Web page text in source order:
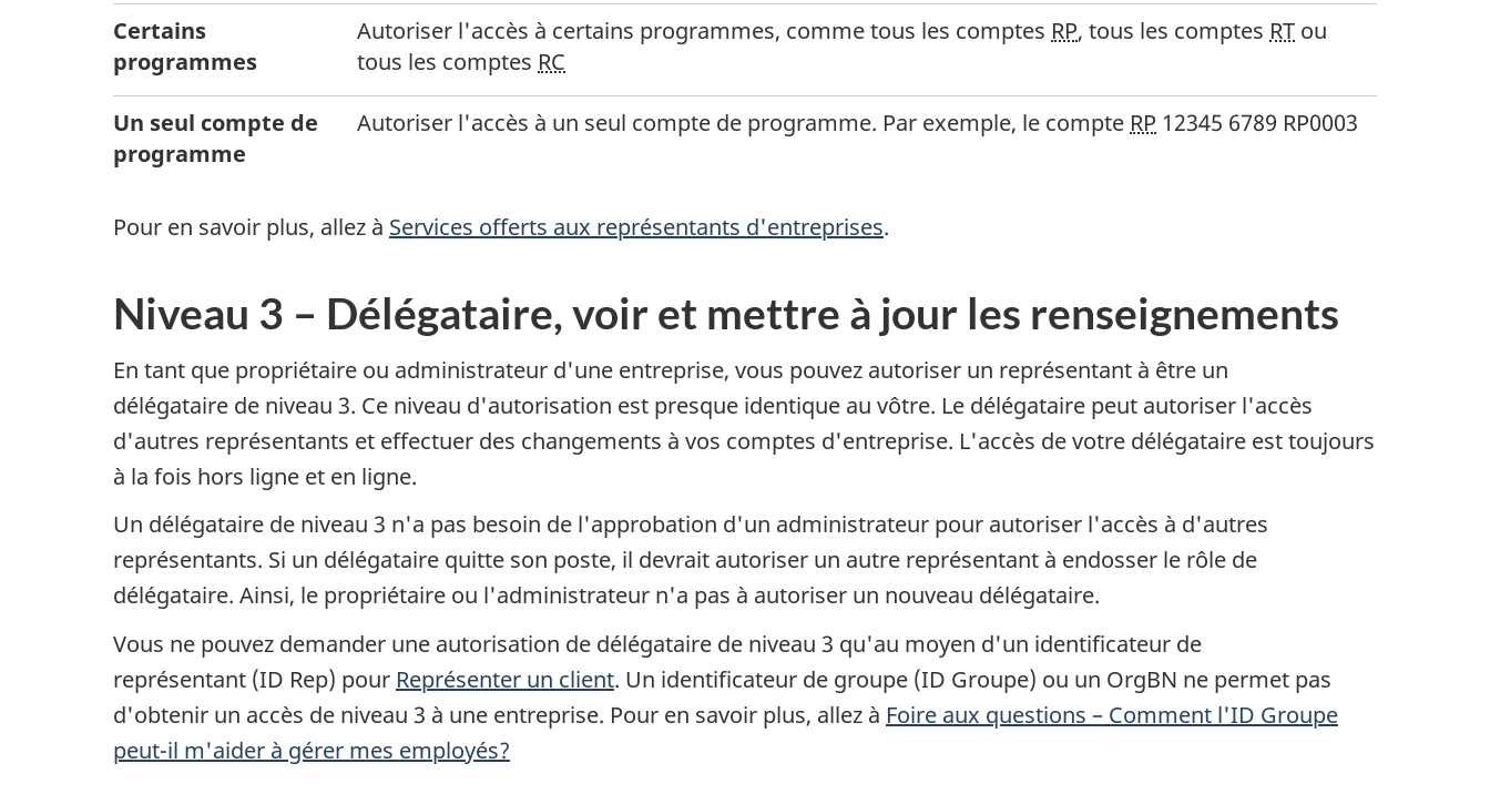
Certains
programmes
Autoriser l'accès à certains programmes, comme tous les comptes RP, tous les comptes RT ou
tous les comptes RC
Un seul compte de
programme
Autoriser l'accès à un seul compte de programme. Par exemple, le compte RP 12345 6789 RP0003
Pour en savoir plus, allez à Services offerts aux représentants d'entreprises.
Niveau 3 – Délégataire, voir et mettre à jour les renseignements
En tant que propriétaire ou administrateur d'une entreprise, vous pouvez autoriser un représentant à être un
délégataire de niveau 3. Ce niveau d'autorisation est presque identique au vôtre. Le délégataire peut autoriser l'accès
d'autres représentants et effectuer des changements à vos comptes d'entreprise. L'accès de votre délégataire est toujours
à la fois hors ligne et en ligne.
Un délégataire de niveau 3 n'a pas besoin de l'approbation d'un administrateur pour autoriser l'accès à d'autres
représentants. Si un délégataire quitte son poste, il devrait autoriser un autre représentant à endosser le rôle de
délégataire. Ainsi, le propriétaire ou l'administrateur n'a pas à autoriser un nouveau délégataire.
Vous ne pouvez demander une autorisation de délégataire de niveau 3 qu'au moyen d'un identificateur de
représentant (ID Rep) pour Représenter un client. Un identificateur de groupe (ID Groupe) ou un OrgBN ne permet pas
d'obtenir un accès de niveau 3 à une entreprise. Pour en savoir plus, allez à Foire aux questions – Comment l'ID Groupe
peut-il m'aider à gérer mes employés?